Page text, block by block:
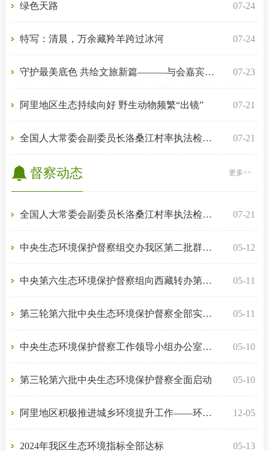
绿色天路 07-24
特写：清晨，万余藏羚羊跨过冰河 07-24
守护最美底色 共绘文旅新篇———与会嘉宾畅谈高原文旅高质量发展 07-23
阿里地区生态持续向好 野生动物频繁“出镜” 07-21
全国人大常委会副委员长洛桑江村率执法检查组在西藏开展青藏高原生态保护法实施情况执法检查 07-21
督察动态 更多>>
全国人大常委会副委员长洛桑江村率执法检查组在西藏开展青藏高原生态保护法实施情况执法检查 07-21
中央生态环境保护督察组交办我区第二批群众信访举报案件18件 05-12
中央第六生态环境保护督察组向西藏转办第一批群众信访举报案件2件 05-11
第三轮第六批中央生态环境保护督察全部实现督察进驻 05-11
中央生态环境保护督察工作领导小组办公室致函要求精准科学依法推进边督边改严禁“一刀切” 切实减轻基层负担 05-10
第三轮第六批中央生态环境保护督察全面启动 05-10
阿里地区积极推进城乡环境提升工作——环境“日日新”“处处美” 12-05
2024年我区生态环境指标全部达标 05-13